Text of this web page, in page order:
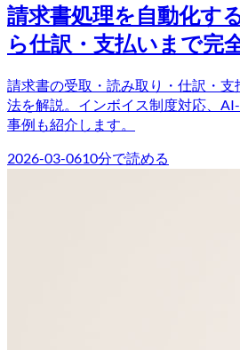
請求書処理を自動化す
ら仕訳・支払いまで完
請求書の受取・読み取り・仕訳・
法を解説。インボイス制度対応、
事例も紹介します。
2026-03-0610分で読める